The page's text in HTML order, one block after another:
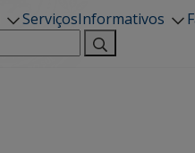
ServiçosInformativos